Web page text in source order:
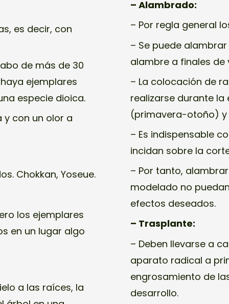
es decir, con
de más de 30
ejemplares
especie dioica.
y con un olor a
Chokkan, Yoseue.
los ejemplares
en un lugar algo
a las raíces, la
– Alambrado:
– Por regla general
– Se puede
alambre a finales de
– La colocación de
realizarse durante
(primavera-otoño) y
– Es indispensable
incidan sobre la
– Por tanto,
modelado no
efectos deseados.
– Trasplante:
– Deben llevarse a
aparato radical a
engrosamiento de
desarrollo.